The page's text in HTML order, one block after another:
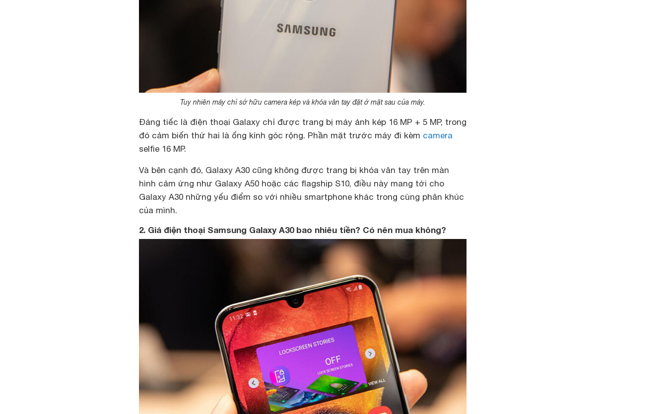
Tuy nhiên máy chỉ sở hữu camera kép và khóa vân tay đặt ở mặt sau của máy.
Đáng tiếc là điện thoại Galaxy chỉ được trang bị máy ảnh kép 16 MP + 5 MP, trong
đó cảm biến thứ hai là ống kính góc rộng. Phần mặt trước máy đi kèm camera
selfie 16 MP.
Và bên cạnh đó, Galaxy A30 cũng không được trang bị khóa vân tay trên màn
hình cảm ứng như Galaxy A50 hoặc các flagship S10, điều này mang tới cho
Galaxy A30 những yếu điểm so với nhiều smartphone khác trong cùng phân khúc
của mình.
2. Giá điện thoại Samsung Galaxy A30 bao nhiêu tiền? Có nên mua không?